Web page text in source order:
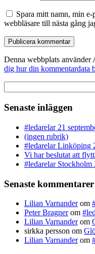
Spara mitt namn, min
webbläsare till nästa gång
Denna webbplats använder
dig hur din kommentardata
efter:
Senaste inläggen
#ledarelar 21
(ingen rubrik)
#ledarelar Linköping
Vi har beslutat att
#ledarelar Stockholm
Senaste kommentarer
Lilian Varnanderom
Peter Bragnerom
Lilian Varnanderom
sirkka persson om
Lilian Varnanderom